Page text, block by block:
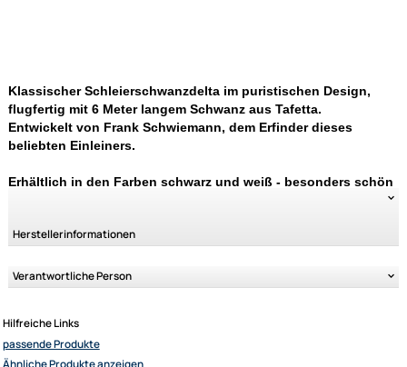
Klassischer Schleierschwanzdelta im puristischen
Entwickelt von Frank Schwiemann, dem Erfinder dieses
beliebten Einleiners.
Erhältlich in den Farben schwarz und weiß - besonders
fliegen sie als Duo!
Variantenauswahl
Ähnliche Produkte anzeigen